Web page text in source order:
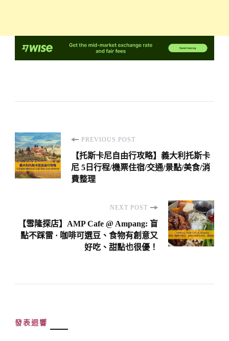
Post
Navigation
PREVIOUS POST
【托斯卡尼自由行攻略】義大利托斯卡
尼 5日行程/機票住宿/交通/景點/美食/消
費整理
NEXT POST
【雪隆探店】AMP Cafe @ Ampang: 盲
點不踩雷 · 咖啡可選豆、食物有創意又
好吃、甜點也很優！
發表迴響